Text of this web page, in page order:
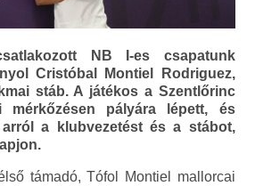
NB I-es csapatunk
Cristóbal Montiel Rodriguez,
stáb. A játékos a Szentlőrinc
mérkőzésen pályára lépett, és
a klubvezetést és a stábot,
támadó, Tófol Montiel mallorcai